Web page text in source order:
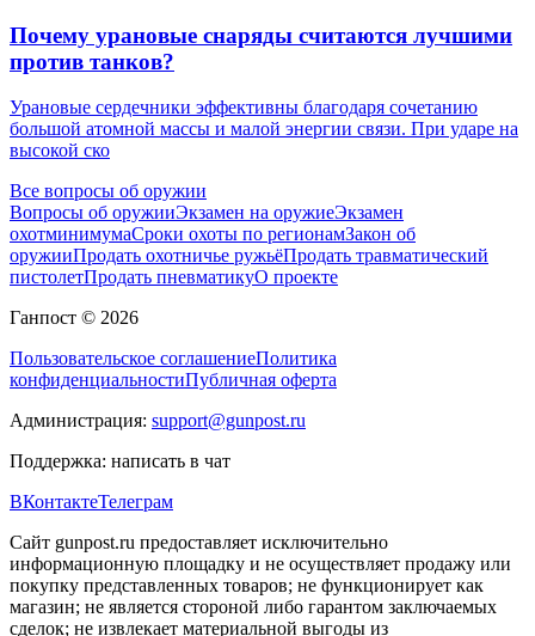
Почему урановые снаряды считаются лучшими
против танков?
Урановые сердечники эффективны благодаря сочетанию
большой атомной массы и малой энергии связи. При ударе на
высокой ско
Все вопросы об оружии
Вопросы об оружииЭкзамен на оружиеЭкзамен
охотминимумаСроки охоты по регионамЗакон об
оружииПродать охотничье ружьёПродать травматический
пистолетПродать пневматикуО проекте
Ганпост © 2026
Пользовательское соглашениеПолитика
конфиденциальностиПубличная оферта
Администрация: support@gunpost.ru
Поддержка: написать в чат
ВКонтактеТелеграм
Сайт gunpost.ru предоставляет исключительно
информационную площадку и не осуществляет продажу или
покупку представленных товаров; не функционирует как
магазин; не является стороной либо гарантом заключаемых
сделок; не извлекает материальной выгоды из